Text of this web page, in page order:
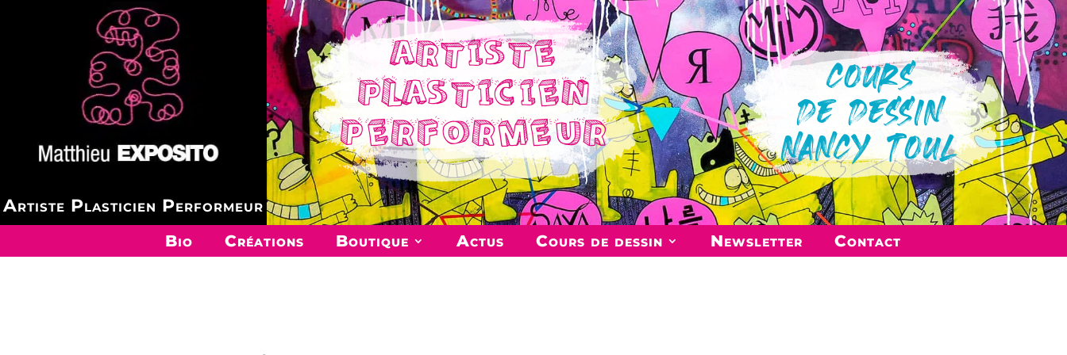
Artiste Plasticien Performeur
ARTISTE
PLASTICIEN
PERFORMEUR
COURS
DE DESSIN
NANCY TOUL
Bio Créations Boutique Actus Cours de dessin Newsletter Contact